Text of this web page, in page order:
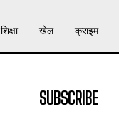
शिक्षा खेल क्राइम
SUBSCRIBE